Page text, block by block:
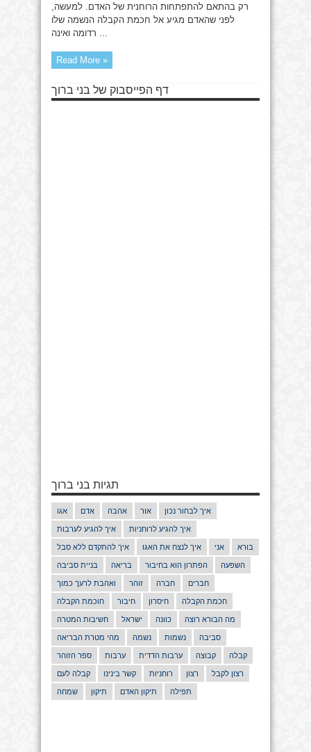
רק בהתאם להתפתחות הרוחנית של האדם. למעשה,
לפני שהאדם מגיע אל חכמת הקבלה הנשמה שלו
רדומה ואינה ...
Read More »
דף הפייסבוק של בני ברוך
תגיות בני ברוך
אגו אדם אהבה אור איך לבחור נכון
איך להגיע לערבות איך להגיע לרוחניות
איך להתקדם ללא סבל איך לנצח את האגו אני בורא
בניית סביבה בריאה הפתרון הוא בחיבור השפעה
ואהבת לרעך כמוך זוהר חברה חברים
חוכמת הקבלה חיבור חיסרון חכמת הקבלה
חשיבות המטרה ישראל כוונה מה הבורא רוצה
מהי מטרת הבריאה נשמה נשמות סביבה
ספר הזוהר ערבות ערבות הדדית קבוצה קבלה
קבלה לעם קשר בינינו רוחניות רצון רצון לקבל
שמחה תיקון תיקון האדם תפילה